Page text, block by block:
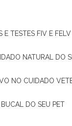
E TESTES FIV E FELV
NATURAL DO
NO CUIDADO
DO SEU PET